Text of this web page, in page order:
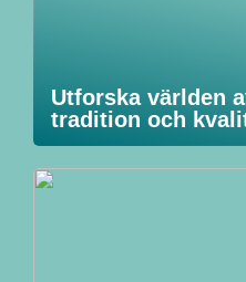
Utforska världen
tradition och